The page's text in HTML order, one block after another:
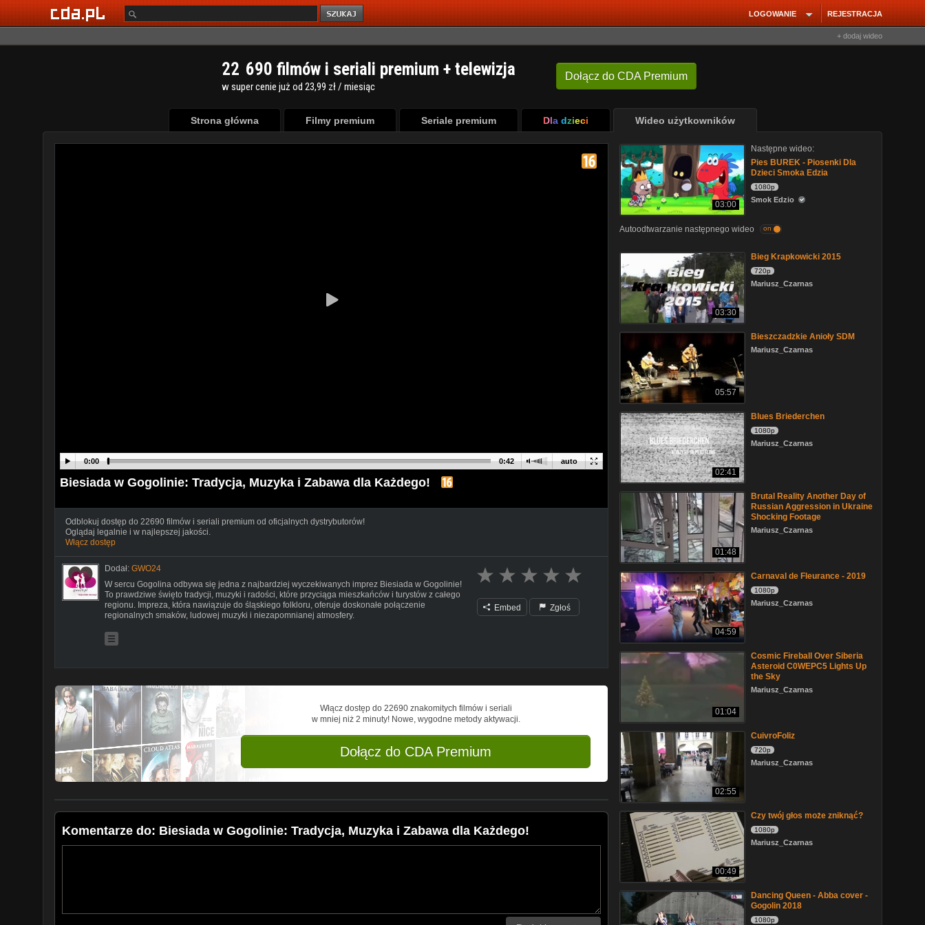
REJESTRACJA
LOGOWANIE
+ dodaj wideo
Dołącz do CDA Premium
22 690 filmów i seriali premium + telewizja
w super cenie już od 23,99 zł / miesiąc
Strona główna Filmy premium Seriale premium Dla dzieci Wideo użytkowników
auto
0:00 0:42
Biesiada w Gogolinie: Tradycja, Muzyka i Zabawa dla Każdego!
Odblokuj dostęp do 22690 filmów i seriali premium od oficjalnych dystrybutorów!
Oglądaj legalnie i w najlepszej jakości.
Włącz dostęp
Dodał: GWO24
W sercu Gogolina odbywa się jedna z najbardziej wyczekiwanych imprez Biesiada w Gogolinie!
To prawdziwe święto tradycji, muzyki i radości, które przyciąga mieszkańców i turystów z całego
regionu. Impreza, która nawiązuje do śląskiego folkloru, oferuje doskonałe połączenie
regionalnych smaków, ludowej muzyki i niezapomnianej atmosfery.
Embed Zgłoś
Włącz dostęp do 22690 znakomitych filmów i seriali
w mniej niż 2 minuty! Nowe, wygodne metody aktywacji.
Dołącz do CDA Premium
Komentarze do: Biesiada w Gogolinie: Tradycja, Muzyka i Zabawa dla Każdego!
03:00
Następne wideo:
Pies BUREK - Piosenki Dla
Dzieci Smoka Edzia
1080p
Smok Edzio
Autoodtwarzanie następnego wideo on
03:30
Bieg Krapkowicki 2015
720p
Mariusz_Czarnas
05:57
Bieszczadzkie Anioły SDM
Mariusz_Czarnas
02:41
Blues Briederchen
1080p
Mariusz_Czarnas
01:48
Brutal Reality Another Day of
Russian Aggression in Ukraine
Shocking Footage
Mariusz_Czarnas
04:59
Carnaval de Fleurance - 2019
1080p
Mariusz_Czarnas
01:04
Cosmic Fireball Over Siberia
Asteroid C0WEPC5 Lights Up
the Sky
Mariusz_Czarnas
02:55
CuivroFoliz
720p
Mariusz_Czarnas
00:49
Czy twój głos może zniknąć?
1080p
Mariusz_Czarnas
Dancing Queen - Abba cover -
Gogolin 2018
1080p